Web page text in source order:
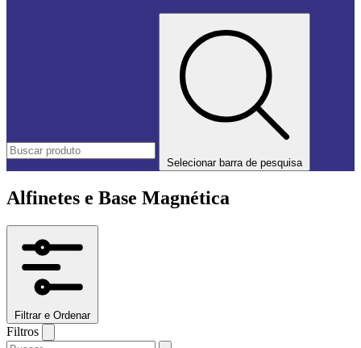
Selecionar barra de pesquisa
Alfinetes e Base Magnética
Filtrar e Ordenar
Filtros